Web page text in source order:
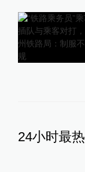
24小时最热